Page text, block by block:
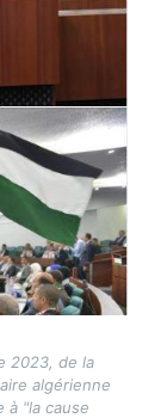
2023, de la
algérienne
à "la cause